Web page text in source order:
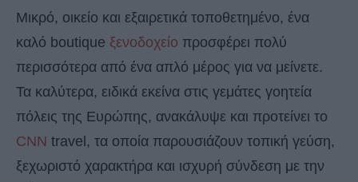
Μικρό, οικείο και εξαιρετικά τοποθετημένο, ένα
καλό boutique ξενοδοχείο προσφέρει πολύ
περισσότερα από ένα απλό μέρος για να μείνετε.
Τα καλύτερα, ειδικά εκείνα στις γεμάτες γοητεία
πόλεις της Ευρώπης, ανακάλυψε και προτείνει το
CNN travel, τα οποία παρουσιάζουν τοπική γεύση,
ξεχωριστό χαρακτήρα και ισχυρή σύνδεση με την